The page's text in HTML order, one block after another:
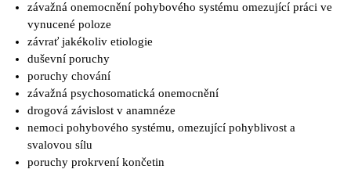
závažná onemocnění pohybového systému omezující práci ve
vynucené poloze
závrať jakékoliv etiologie
duševní poruchy
poruchy chování
závažná psychosomatická onemocnění
drogová závislost v anamnéze
nemoci pohybového systému, omezující pohyblivost a
svalovou sílu
poruchy prokrvení končetin